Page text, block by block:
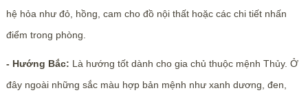
hệ hỏa như đỏ, hồng, cam cho đồ nội thất hoặc các chi tiết nhấn
điểm trong phòng.
- Hướng Bắc: Là hướng tốt dành cho gia chủ thuộc mệnh Thủy. Ở
đây ngoài những sắc màu hợp bản mệnh như xanh dương, đen,